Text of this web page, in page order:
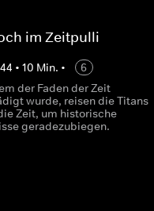
im Zeitpulli
44 •10 Min. •
6
der Faden der Zeit
wurde, reisen die Titans
Zeit, um historische
geradezubiegen.